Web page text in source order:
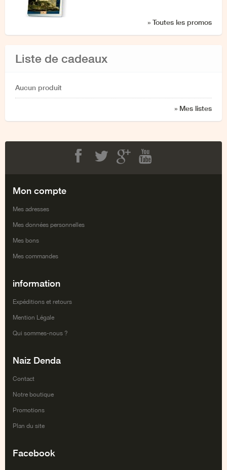
» Toutes les promos
Liste de cadeaux
Aucun produit
» Mes listes
Mon compte
Mes adresses
Mes données personnelles
Mes bons
Mes commandes
information
Expéditions et retours
Mention Légale
Qui sommes-nous ?
Naiz Denda
Contact
Notre boutique
Promotions
Plan du site
Facebook